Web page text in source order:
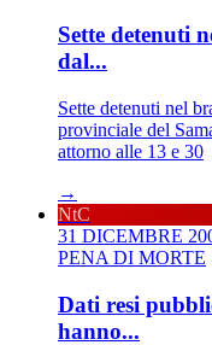
Sette detenuti
dal...
Sette detenuti nel
provinciale del
attorno alle 13 e 30
→
NtC
31 DICEMBRE
PENA DI MORTE
Dati resi
hanno...